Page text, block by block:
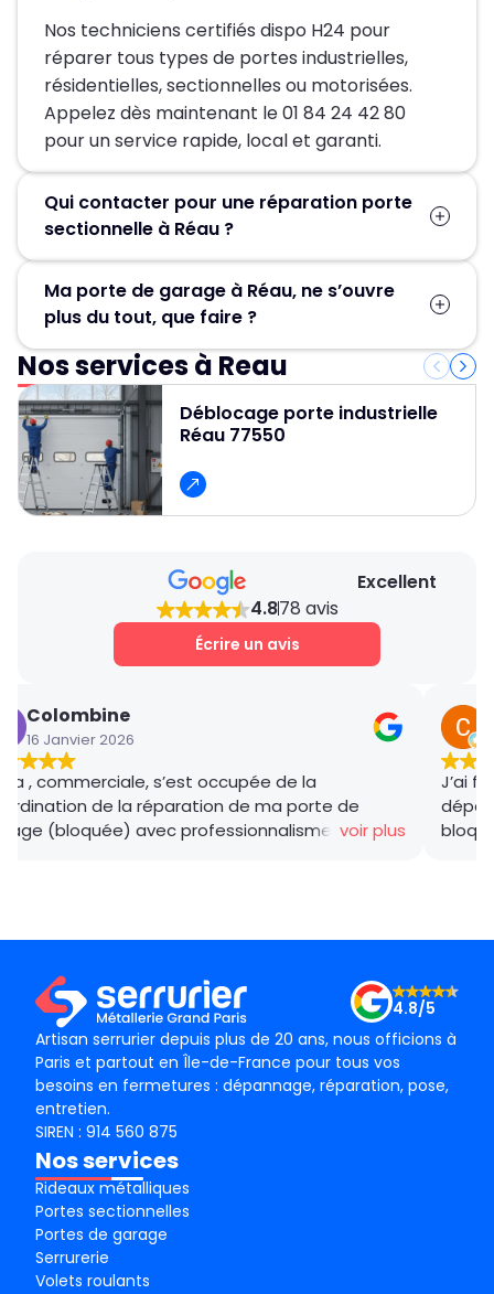
Nos techniciens certifiés dispo H24 pour
réparer tous types de portes industrielles,
résidentielles, sectionnelles ou motorisées.
Appelez dès maintenant le 01 84 24 42 80
pour un service rapide, local et garanti.
Qui contacter pour une réparation porte
sectionnelle à Réau ?
contactez MGParis au 01 84 24 42 80 ! Nos
artisans serruriers assurent un dépannage
rapide et efficace en 30 minute.
Ma porte de garage à Réau, ne s’ouvre
plus du tout, que faire ?
Contactez Métallerie Grand Paris pour un
service de déblocage porte de garage rapide,
fiable et professionnel et pour obtenir un devis
gratuit et des conseils personnalisés.
Nos services à Reau
Déblocage porte industrielle
Réau 77550
Excellent
4.878 avis
Écrire un avis
Colombine
16 Janvier 2026
, commerciale, s’est occupée de la
de la réparation de ma porte de
(bloquée) avec professionnalisme et avec
voir plus
J’ai
Artisan serrurier depuis plus de 20 ans, nous officions à
Paris et partout en Île-de-France pour tous vos
besoins en fermetures : dépannage, réparation, pose,
entretien.
4.8/5
SIREN : 914 560 875
Nos services
Rideaux métalliques
Portes sectionnelles
Portes de garage
Serrurerie
Volets roulants